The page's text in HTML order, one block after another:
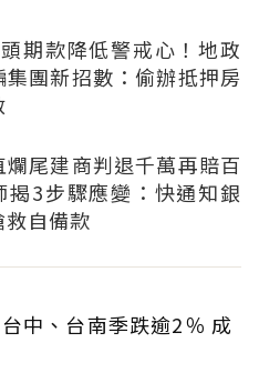
期款降低警戒心！地政
集團新招數：偷辦抵押房
爛尾建商判退千萬再賠百
揭3步驟應變：快通知銀
自備款
中、台南季跌逾2％ 成